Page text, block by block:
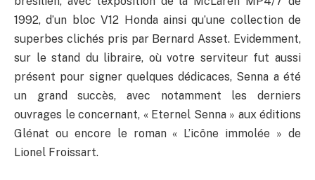
1992, d’un bloc V12 Honda ainsi qu’une collection de
superbes clichés pris par Bernard Asset. Evidemment,
sur le stand du libraire, où votre serviteur fut aussi
présent pour signer quelques dédicaces, Senna a été
un grand succès, avec notamment les derniers
ouvrages le concernant, « Eternel Senna » aux éditions
Glénat ou encore le roman « L’icône immolée » de
Lionel Froissart.